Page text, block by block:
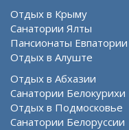
Отдых в Крыму
Санатории Ялты
Пансионаты Евпатории
Отдых в Алуште
Отдых в Абхазии
Санатории Белокурихи
Отдых в Подмосковье
Санатории Белоруссии